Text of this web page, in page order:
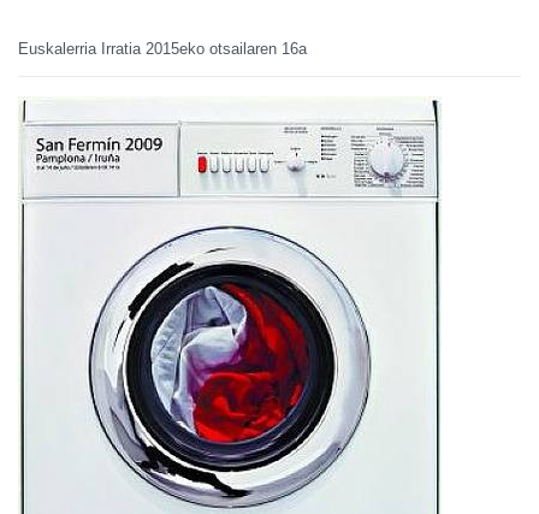
Euskalerria Irratia 2015eko otsailaren 16a